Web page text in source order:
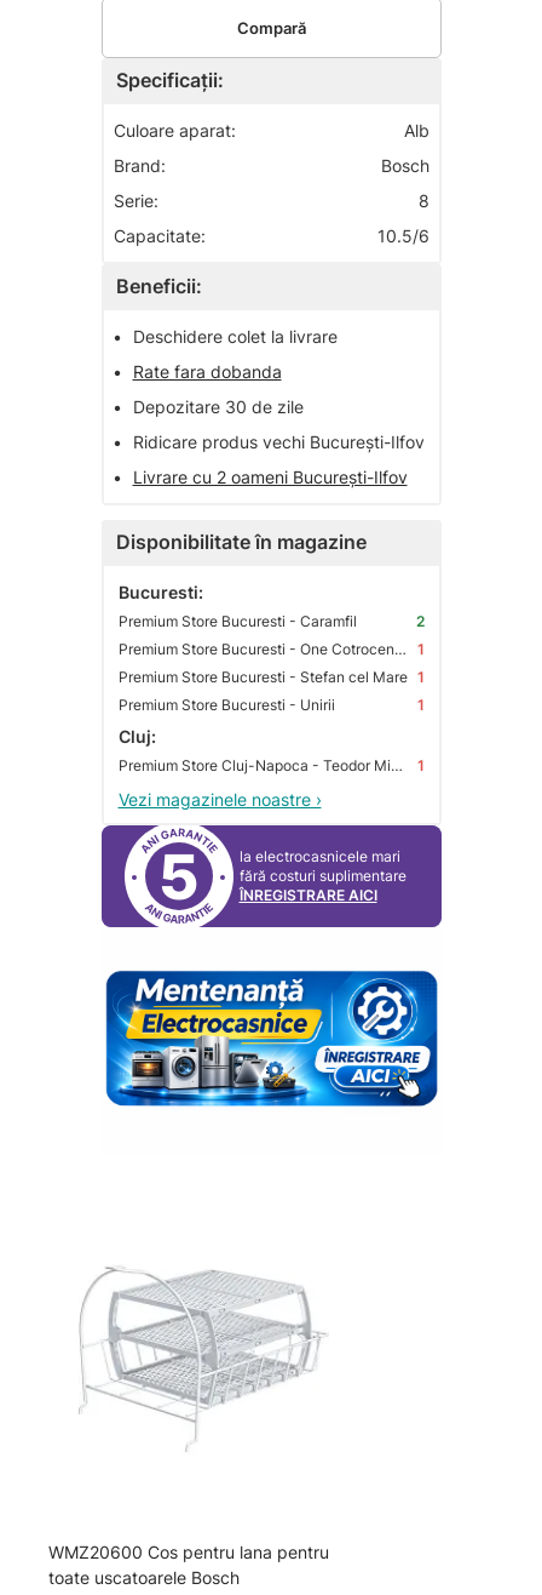
Specificații:
Culoare aparat:
Alb
Brand:
Bosch
Serie:
8
Capacitate:
10.5/6
Beneficii:
•
Deschidere colet la livrare
•
Rate fara dobanda
•
Depozitare 30 de zile
•
Ridicare produs vechi București-Ilfov
•
Livrare cu 2 oameni București-Ilfov
Disponibilitate în magazine
Bucuresti:
Premium Store Bucuresti - Caramfil
2
Premium Store Bucuresti - One Cotroceni Park
1
Premium Store Bucuresti - Stefan cel Mare 1
Premium Store Bucuresti - Unirii
1
Cluj:
Premium Store Cluj-Napoca - Teodor Mihali 1
Vezi magazinele noastre ›
5
la electrocasnicele mari
fără costuri suplimentare
ÎNREGISTRARE AICI
Compară
WMZ20600 Cos pentru lana pentru
toate uscatoarele Bosch